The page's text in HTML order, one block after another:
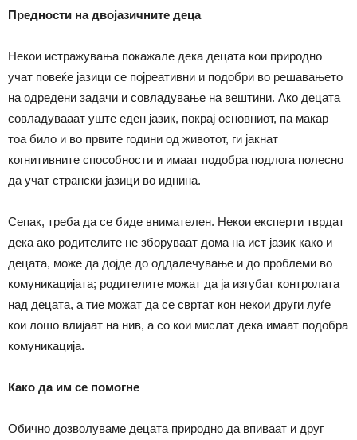
Предности на двојазичните деца
Некои истражувања покажале дека децата кои природно
учат повеќе јазици се појреативни и подобри во решавањето
на одредени задачи и совладување на вештини. Ако децата
совладувааат уште еден јазик, покрај основниот, па макар
тоа било и во првите години од животот, ги јакнат
когнитивните способности и имаат подобра подлога полесно
да учат странски јазици во иднина.
Сепак, треба да се биде внимателен. Некои експерти тврдат
дека ако родителите не зборуваат дома на ист јазик како и
децата, може да дојде до оддалечување и до проблеми во
комуникацијата; родителите можат да ја изгубат контролата
над децата, а тие можат да се свртат кон некои други луѓе
кои лошо влијаат на нив, а со кои мислат дека имаат подобра
комуникација.
Како да им се помогне
Обично дозволуваме децата природно да впиваат и друг